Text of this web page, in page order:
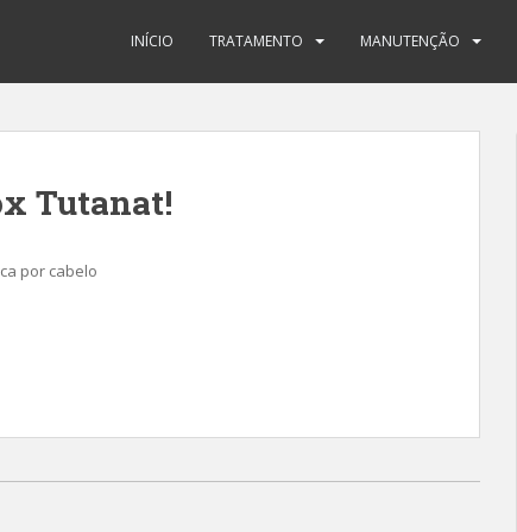
INÍCIO TRATAMENTO MANUTENÇÃO
Tutanat!
por cabelo